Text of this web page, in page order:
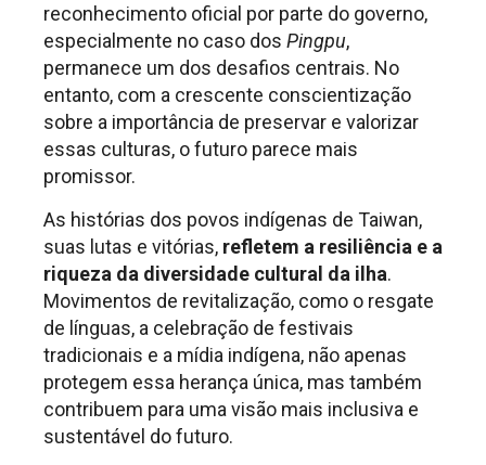
reconhecimento oficial por parte do governo,
especialmente no caso dos Pingpu,
permanece um dos desafios centrais. No
entanto, com a crescente conscientização
sobre a importância de preservar e valorizar
essas culturas, o futuro parece mais
promissor.
As histórias dos povos indígenas de Taiwan,
suas lutas e vitórias, refletem a resiliência e a
riqueza da diversidade cultural da ilha.
Movimentos de revitalização, como o resgate
de línguas, a celebração de festivais
tradicionais e a mídia indígena, não apenas
protegem essa herança única, mas também
contribuem para uma visão mais inclusiva e
sustentável do futuro.